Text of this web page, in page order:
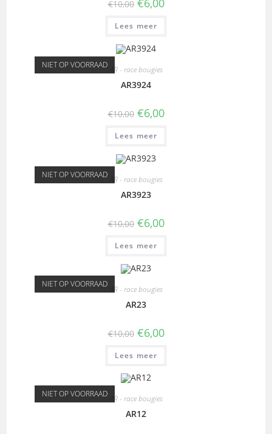
€10,00 €6,00
Lees meer
NIET OP VOORRAAD AR - race bougies
AR3924
€10,00 €6,00
Lees meer
NIET OP VOORRAAD AR - race bougies
AR3923
€10,00 €6,00
Lees meer
NIET OP VOORRAAD AR - race bougies
AR23
€10,00 €6,00
Lees meer
NIET OP VOORRAAD AR - race bougies
AR12